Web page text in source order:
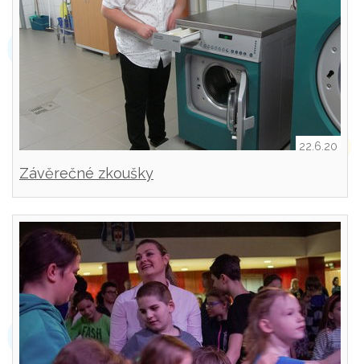
22.6.20
Závěrečné zkoušky